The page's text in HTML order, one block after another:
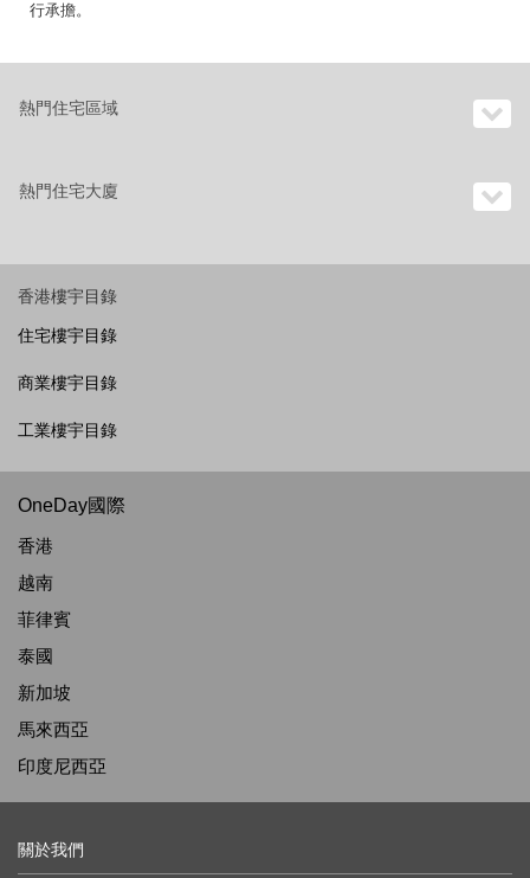
行承擔。
熱門住宅區域
熱門住宅大廈
香港樓宇目錄
住宅樓宇目錄
商業樓宇目錄
工業樓宇目錄
OneDay國際
香港
越南
菲律賓
泰國
新加坡
馬來西亞
印度尼西亞
關於我們